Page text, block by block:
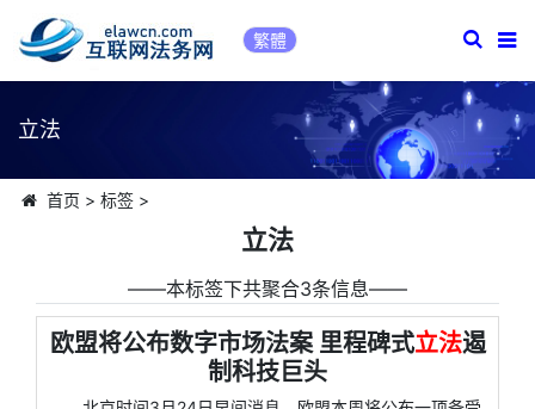
繁體
立法
首页 > 标签>
立法
――本标签下共聚合3条信息――
欧盟将公布数字市场法案 里程碑式立法遏
制科技巨头